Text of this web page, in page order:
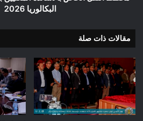
البكالوريا 2026
مقالات ذات صلة